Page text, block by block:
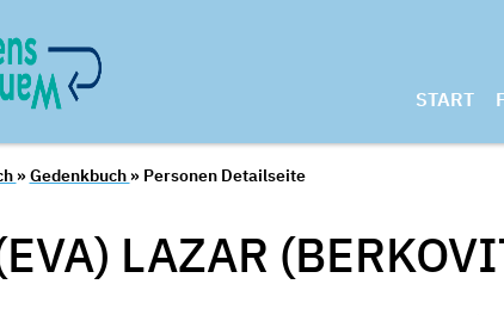
START
»Gedenkbuch » Personen Detailseite
LAZAR